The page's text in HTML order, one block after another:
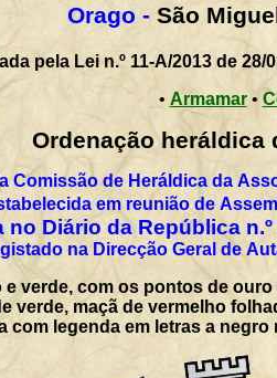
Orago - São
pela Lei n.º 11-A/2013 de
• Armamar•
Ordenação
Comissão de Heráldica da
em reunião de
Diário da República n.º
na Direcção Geral de
verde, com os pontos de
verde, maçã de vermelho
legenda em letras a negro